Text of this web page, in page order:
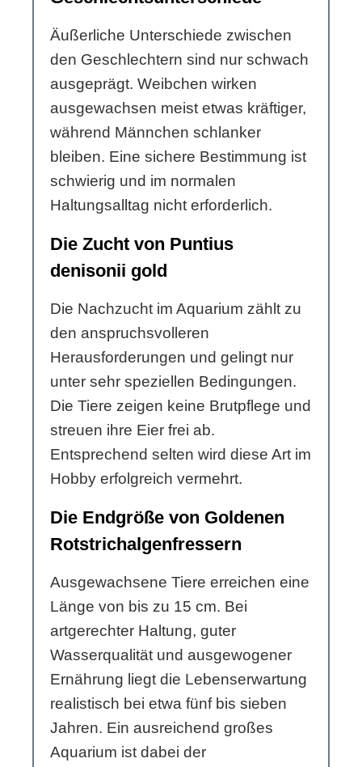
Äußerliche Unterschiede zwischen
den Geschlechtern sind nur schwach
ausgeprägt. Weibchen wirken
ausgewachsen meist etwas kräftiger,
während Männchen schlanker
bleiben. Eine sichere Bestimmung ist
schwierig und im normalen
Haltungsalltag nicht erforderlich.
Die Zucht von Puntius
denisonii gold
Die Nachzucht im Aquarium zählt zu
den anspruchsvolleren
Herausforderungen und gelingt nur
unter sehr speziellen Bedingungen.
Die Tiere zeigen keine Brutpflege und
streuen ihre Eier frei ab.
Entsprechend selten wird diese Art im
Hobby erfolgreich vermehrt.
Die Endgröße von Goldenen
Rotstrichalgenfressern
Ausgewachsene Tiere erreichen eine
Länge von bis zu 15 cm. Bei
artgerechter Haltung, guter
Wasserqualität und ausgewogener
Ernährung liegt die Lebenserwartung
realistisch bei etwa fünf bis sieben
Jahren. Ein ausreichend großes
Aquarium ist dabei der